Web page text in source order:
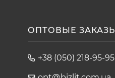
ОПТОВЫЕ ЗАКАЗЫ
+38 (050) 218-95-95